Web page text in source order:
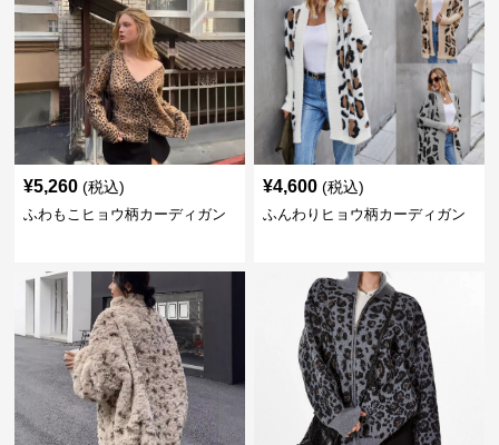
¥5,260 (税込)
ふわもこヒョウ柄カーディガン
¥4,600 (税込)
ふんわりヒョウ柄カーディガン